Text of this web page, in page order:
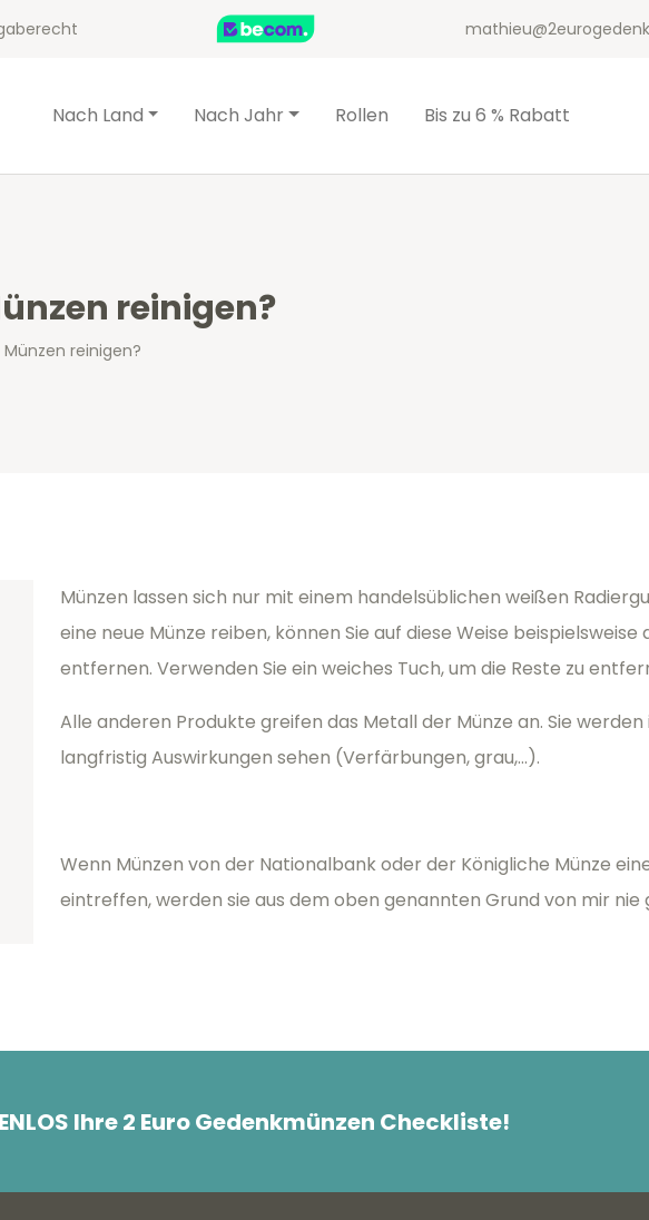
Nach Land Nach Jahr Rollen Bis zu 6 % Rabatt
reinigen?
reinigen?
Münzen lassen sich nur mit einem handelsüblichen weißen
eine neue Münze reiben, können Sie auf diese Weise
entfernen. Verwenden Sie ein weiches Tuch, um die Reste zu
Alle anderen Produkte greifen das Metall der Münze an. Sie
langfristig Auswirkungen sehen (Verfärbungen, grau,...).
Wenn Münzen von der Nationalbank oder der Königliche Münze
eintreffen, werden sie aus dem oben genannten Grund von mir nie
Ihre 2 Euro Gedenkmünzen Checkliste!